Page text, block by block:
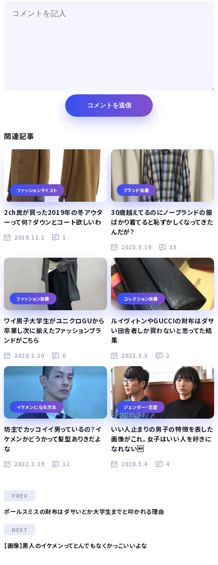
Powered by livedoor 相互RSS
関連記事
ファッションテイスト
2ch民が買った2019年の冬アウタ
ーって何？ダウンとコート欲しいわ
2019.11.1 1
ブランド談義
30歳越えてるのにノーブランドの服
ばかり着てると恥ずかしくなってきた
んだが？
2025.5.19 15
ファッション談義
ワイ男子大学生がユニクロGUから
卒業し次に揃えたファッションブラ
ンドがこちら
2020.3.10 0
コレクション談義
ルイヴィトンやGUCCIの財布はダサ
い田舎者しか買わないと思ってた結
果
2021.5.3 2
イケメンになる方法
坊主でカッコイイ男っているの？イ
ケメンかどうかって髪型ありきだよ
な
2022.1.19 12
ジェンダー・恋愛
いい人止まりの男子の特徴を表した
画像がこれ。女子はいい人を好きに
なれない
2020.5.4 4
ポールスミスの財布はダサいとか大学生までと叩かれる理由
【画像】黒人のイケメンってとんでもなくかっこいいよな